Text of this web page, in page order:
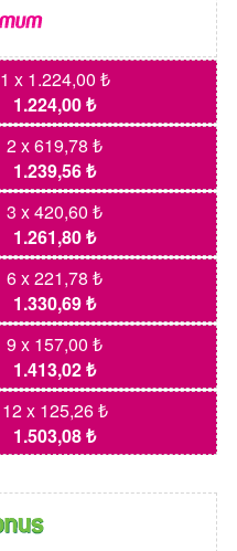
1 x 1.224,00 ₺
1.224,00 ₺
2 x 619,78 ₺
1.239,56 ₺
3 x 420,60 ₺
1.261,80 ₺
6 x 221,78 ₺
1.330,69 ₺
9 x 157,00 ₺
1.413,02 ₺
12 x 125,26 ₺
1.503,08 ₺